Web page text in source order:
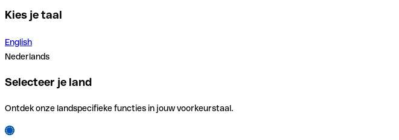
Kies je taal
English
Nederlands
Selecteer je land
Ontdek onze landspecifieke functies in jouw voorkeurstaal.